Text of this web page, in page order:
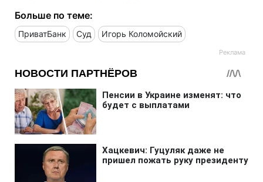
Больше по теме:
ПриватБанк Суд Игорь Коломойский